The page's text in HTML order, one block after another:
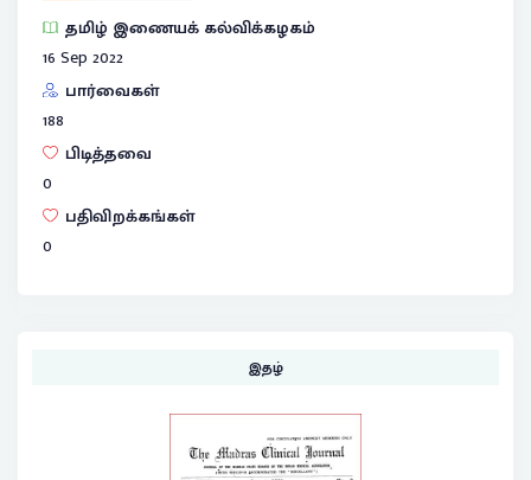
தமிழ் இணையக் கல்விக்கழகம்
16 Sep 2022
பார்வைகள்
188
பிடித்தவை
0
பதிவிறக்கங்கள்
0
இதழ்